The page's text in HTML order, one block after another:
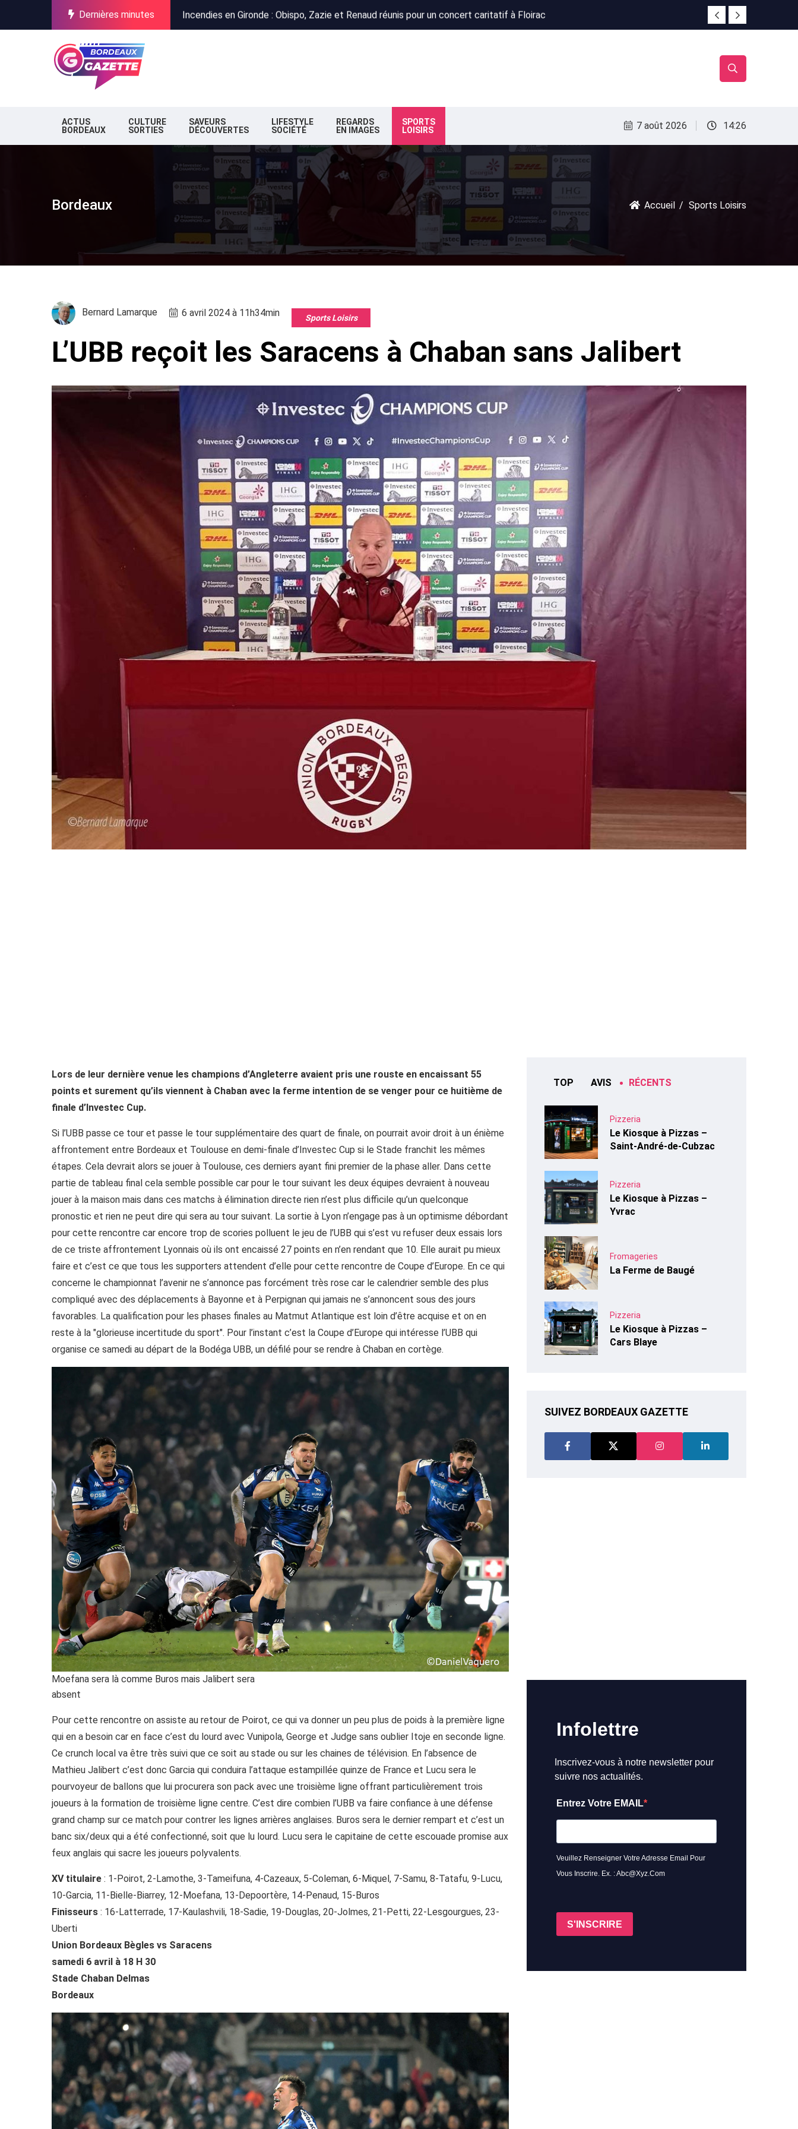
Dernières minutes
Incendies en Gironde : Obispo, Zazie et Renaud réunis pour un concert caritatif à Floirac
Stationnement à Bordeaux : la nouvelle majorité change de cap
ACTUS
BORDEAUX
CULTURE
SORTIES
SAVEURS
DÉCOUVERTES
LIFESTYLE
SOCIÉTÉ
REGARDS
EN IMAGES
SPORTS
LOISIRS
7 août 2026 14:26
Bordeaux Accueil Sports Loisirs
Bernard Lamarque 6 avril 2024 à 11h34min Sports Loisirs
L’UBB reçoit les Saracens à Chaban sans Jalibert
Lors de leur dernière venue les champions d’Angleterre avaient pris une rouste en encaissant 55
points et surement qu’ils viennent à Chaban avec la ferme intention de se venger pour ce huitième de
finale d’Investec Cup.
Si l’UBB passe ce tour et passe le tour supplémentaire des quart de finale, on pourrait avoir droit à un énième
affrontement entre Bordeaux et Toulouse en demi-finale d’Investec Cup si le Stade franchit les mêmes
étapes. Cela devrait alors se jouer à Toulouse, ces derniers ayant fini premier de la phase aller. Dans cette
partie de tableau final cela semble possible car pour le tour suivant les deux équipes devraient à nouveau
jouer à la maison mais dans ces matchs à élimination directe rien n’est plus difficile qu’un quelconque
pronostic et rien ne peut dire qui sera au tour suivant. La sortie à Lyon n’engage pas à un optimisme débordant
pour cette rencontre car encore trop de scories polluent le jeu de l’UBB qui s’est vu refuser deux essais lors
de ce triste affrontement Lyonnais où ils ont encaissé 27 points en n’en rendant que 10. Elle aurait pu mieux
faire et c’est ce que tous les supporters attendent d’elle pour cette rencontre de Coupe d’Europe. En ce qui
concerne le championnat l’avenir ne s’annonce pas forcément très rose car le calendrier semble des plus
compliqué avec des déplacements à Bayonne et à Perpignan qui jamais ne s’annoncent sous des jours
favorables. La qualification pour les phases finales au Matmut Atlantique est loin d’être acquise et on en
reste à la "glorieuse incertitude du sport". Pour l’instant c’est la Coupe d’Europe qui intéresse l’UBB qui
organise ce samedi au départ de la Bodéga UBB, un défilé pour se rendre à Chaban en cortège.
Moefana sera là comme Buros mais Jalibert sera
absent
Pour cette rencontre on assiste au retour de Poirot, ce qui va donner un peu plus de poids à la première ligne
qui en a besoin car en face c’est du lourd avec Vunipola, George et Judge sans oublier Itoje en seconde ligne.
Ce crunch local va être très suivi que ce soit au stade ou sur les chaines de télévision. En l’absence de
Mathieu Jalibert c’est donc Garcia qui conduira l’attaque estampillée quinze de France et Lucu sera le
pourvoyeur de ballons que lui procurera son pack avec une troisième ligne offrant particulièrement trois
joueurs à la formation de troisième ligne centre. C’est dire combien l’UBB va faire confiance à une défense
grand champ sur ce match pour contrer les lignes arrières anglaises. Buros sera le dernier rempart et c’est un
banc six/deux qui a été confectionné, soit que lu lourd. Lucu sera le capitaine de cette escouade promise aux
feux anglais qui sacre les joueurs polyvalents.
XV titulaire : 1-Poirot, 2-Lamothe, 3-Tameifuna, 4-Cazeaux, 5-Coleman, 6-Miquel, 7-Samu, 8-Tatafu, 9-Lucu,
10-Garcia, 11-Bielle-Biarrey, 12-Moefana, 13-Depoortère, 14-Penaud, 15-Buros
Finisseurs : 16-Latterrade, 17-Kaulashvili, 18-Sadie, 19-Douglas, 20-Jolmes, 21-Petti, 22-Lesgourgues, 23-
Uberti
Union Bordeaux Bègles vs Saracens
samedi 6 avril à 18 H 30
Stade Chaban Delmas
Bordeaux
TOP AVIS RÉCENTS
Pizzeria
Le Kiosque à Pizzas –
Saint-André-de-Cubzac
Pizzeria
Le Kiosque à Pizzas –
Yvrac
Fromageries
La Ferme de Baugé
Pizzeria
Le Kiosque à Pizzas –
Cars Blaye
SUIVEZ BORDEAUX GAZETTE
Infolettre
Inscrivez-vous à notre newsletter pour
suivre nos actualités.
Entrez Votre EMAIL
Veuillez Renseigner Votre Adresse Email Pour
Vous Inscrire. Ex. : Abc@xyz.com
S'INSCRIRE